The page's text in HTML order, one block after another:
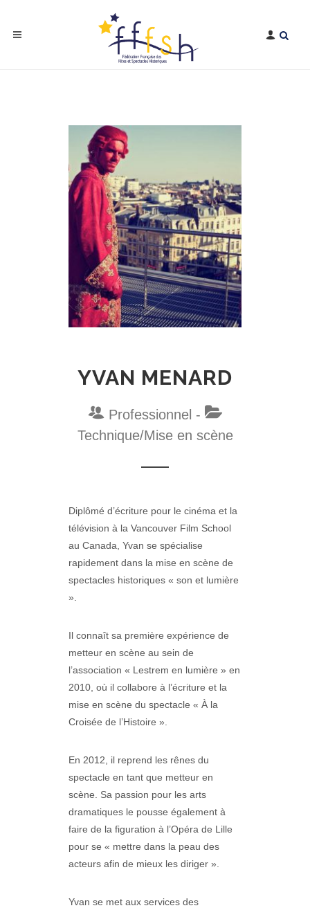
YVAN MENARD
Professionnel -
Technique/Mise en scène
Diplômé d’écriture pour le cinéma et la
télévision à la Vancouver Film School
au Canada, Yvan se spécialise
rapidement dans la mise en scène de
spectacles historiques « son et lumière
».
Il connaît sa première expérience de
metteur en scène au sein de
l’association « Lestrem en lumière » en
2010, où il collabore à l’écriture et la
mise en scène du spectacle « À la
Croisée de l’Histoire ».
En 2012, il reprend les rênes du
spectacle en tant que metteur en
scène. Sa passion pour les arts
dramatiques le pousse également à
faire de la figuration à l’Opéra de Lille
pour se « mettre dans la peau des
acteurs afin de mieux les diriger ».
Yvan se met aux services des